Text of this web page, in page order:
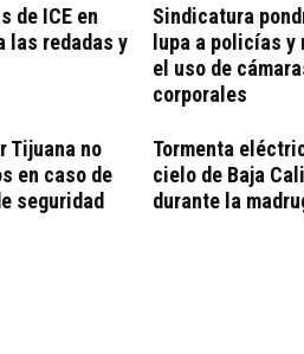
de ICE en
las redadas y
Sindicatura
lupa a policías y
el uso de
corporales
Tijuana no
en caso de
seguridad
Tormenta
cielo de Baja
durante la